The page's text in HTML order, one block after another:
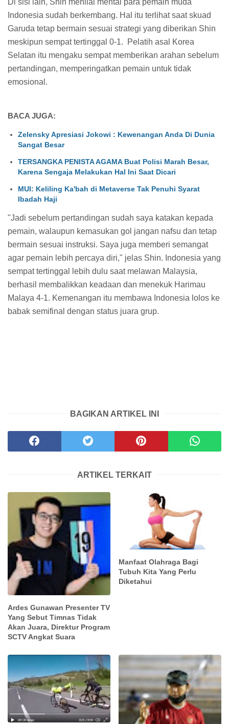
Di sisi lain, Shin menilai mental para pemain muda
Indonesia sudah berkembang. Hal itu terlihat saat skuad
Garuda tetap bermain sesuai strategi yang diberikan Shin
meskipun sempat tertinggal 0-1. Pelatih asal Korea
Selatan itu mengaku sempat memberikan arahan sebelum
pertandingan, memperingatkan pemain untuk tidak
emosional.
BACA JUGA:
Zelensky Apresiasi Jokowi : Kewenangan Anda Di Dunia
Sangat Besar
TERSANGKA PENISTA AGAMA Buat Polisi Marah Besar,
Karena Sengaja Melakukan Hal Ini Saat Dicari
MUI: Keliling Ka'bah di Metaverse Tak Penuhi Syarat
Ibadah Haji
"Jadi sebelum pertandingan sudah saya katakan kepada
pemain, walaupun kemasukan gol jangan nafsu dan tetap
bermain sesuai instruksi. Saya juga memberi semangat
agar pemain lebih percaya diri," jelas Shin. Indonesia yang
sempat tertinggal lebih dulu saat melawan Malaysia,
berhasil membalikkan keadaan dan menekuk Harimau
Malaya 4-1. Kemenangan itu membawa Indonesia lolos ke
babak semifinal dengan status juara grup.
BAGIKAN ARTIKEL INI
ARTIKEL TERKAIT
Ardes Gunawan Presenter TV
Yang Sebut Timnas Tidak
Akan Juara, Direktur Program
SCTV Angkat Suara
Manfaat Olahraga Bagi
Tubuh Kita Yang Perlu
Diketahui